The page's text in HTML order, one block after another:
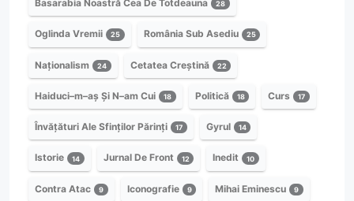
Basarabia Noastră Cea De Totdeauna 28
Oglinda Vremii 25 România Sub Asediu 25
Naționalism 24 Cetatea Creștină 22
Haiduci–m–aș Și N–am Cui 18 Politică 18 Curs 17
Învățături Ale Sfinților Părinți 17 Gyrul 14
Istorie 14 Jurnal De Front 12 Inedit 10
Contra Atac 9 Iconografie 9 Mihai Eminescu 9